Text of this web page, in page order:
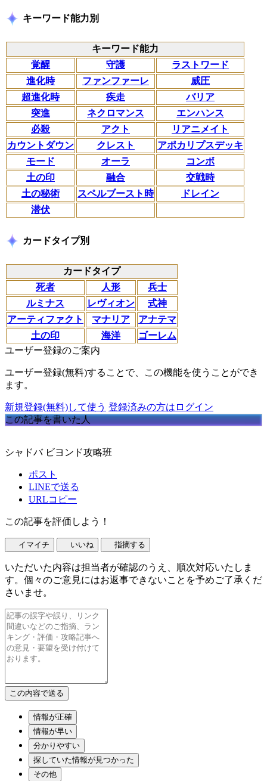
キーワード能力別
キーワード能力
覚醒
守護
ラストワード
進化時
ファンファーレ
威圧
超進化時
疾走
バリア
突進
ネクロマンス
エンハンス
必殺
アクト
リアニメイト
カウントダウン
クレスト
アポカリプスデッキ
モード
オーラ
コンボ
土の印
融合
交戦時
土の秘術
スペルブースト時
ドレイン
潜伏
カードタイプ別
カードタイプ
死者
人形
兵士
ルミナス
レヴィオン
式神
アーティファクト
マナリア
アナテマ
土の印
海洋
ゴーレム
ユーザー登録のご案内
ユーザー登録(無料)することで、この機能を使うことができ
ます。
新規登録(無料)して使う 登録済みの方はログイン
この記事を書いた人
シャドバ ビヨンド攻略班
ポスト
LINEで送る
URLコピー
この記事を評価しよう！
イマイチ いいね 指摘する
いただいた内容は担当者が確認のうえ、順次対応いたしま
す。個々のご意見にはお返事できないことを予めご了承くだ
さいませ。
情報が正確
情報が早い
分かりやすい
探していた情報が見つかった
その他